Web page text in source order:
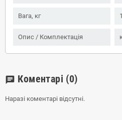
Вага, кг
Опис / Комплектація
chat Коментарі (0)
Наразі коментарі відсутні.